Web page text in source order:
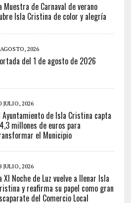
Muestra de Carnaval de verano
Isla Cristina de color y alegría
2026
del 1 de agosto de 2026
JULIO, 2026
Ayuntamiento de Isla Cristina capta
millones de euros para
el Municipio
JULIO, 2026
XI Noche de Luz vuelve a llenar Isla
y reafirma su papel como gran
del Comercio Local